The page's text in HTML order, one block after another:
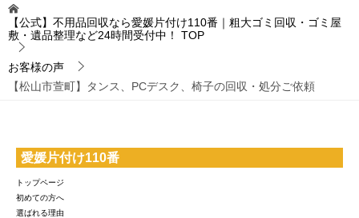
【公式】不用品回収なら愛媛片付け110番｜粗大ゴミ回収・ゴミ屋
敷・遺品整理など24時間受付中！
TOP
お客様の声
【松山市萱町】タンス、PCデスク、椅子の回収・処分ご依頼
愛媛片付け110番
トップページ
初めての方へ
選ばれる理由